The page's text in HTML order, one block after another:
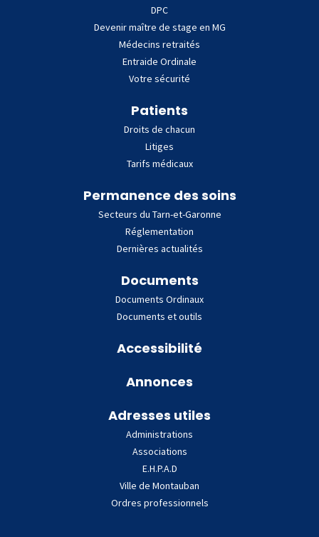
DPC
Devenir maître de stage en MG
Médecins retraités
Entraide Ordinale
Votre sécurité
Patients
Droits de chacun
Litiges
Tarifs médicaux
Permanence des soins
Secteurs du Tarn-et-Garonne
Réglementation
Dernières actualités
Documents
Documents Ordinaux
Documents et outils
Accessibilité
Annonces
Adresses utiles
Administrations
Associations
E.H.P.A.D
Ville de Montauban
Ordres professionnels